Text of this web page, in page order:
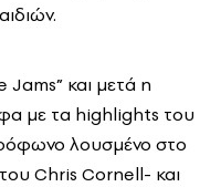
Jams” και μετά η
με τα highlights του
λουσμένο στο
Chris Cornell- και